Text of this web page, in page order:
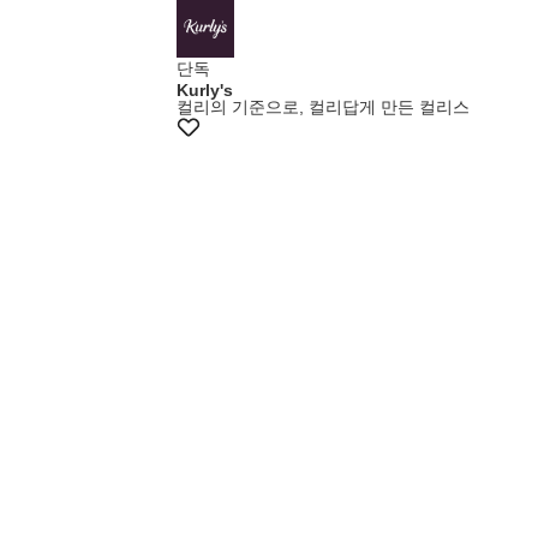
단독
Kurly's
컬리의 기준으로, 컬리답게 만든 컬리스